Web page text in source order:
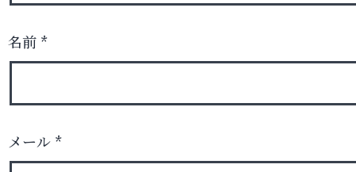
名前 *
メール *